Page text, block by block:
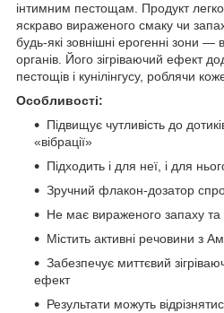
інтимним пестощам. Продукт
яскраво вираженого смаку чи
будь-які зовнішні ерогенні зони —
органів. Його зігріваючий ефект
пестощів і кунілінгусу, роблячи
Особливості:
Підвищує чутливість до
«вібрації»
Підходить і для неї, і для
Зручний флакон-дозатор
Не має вираженого запаху та
Містить активні речовини з
Забезпечує миттєвий
ефект
Результати можуть